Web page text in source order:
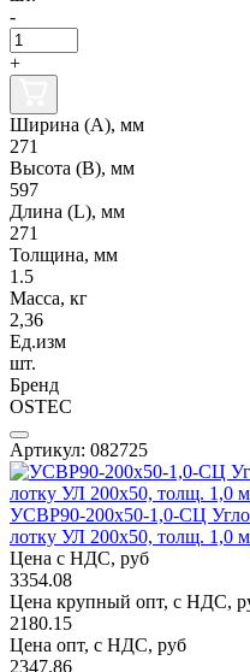
-
+
Ширина (А), мм
271
Высота (В), мм
597
Длина (L), мм
271
Толщина, мм
1.5
Масса, кг
2,36
Ед.изм
шт.
Бренд
OSTEC
Артикул: 082725
УСВР90-200х50-1,0-СЦ
лотку УЛ 200х50, толщ. 1,0
Цена с НДС, руб
3354.08
Цена крупный опт, с НДС,
2180.15
Цена опт, с НДС, руб
2347.86